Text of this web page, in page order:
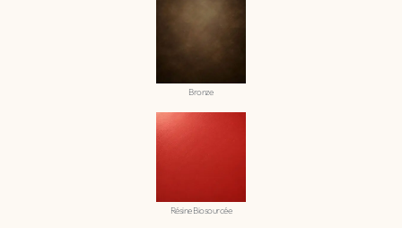
Bronze
Résine Biosourcée